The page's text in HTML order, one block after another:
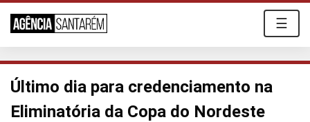
☰
Último dia para credenciamento na
Eliminatória da Copa do Nordeste